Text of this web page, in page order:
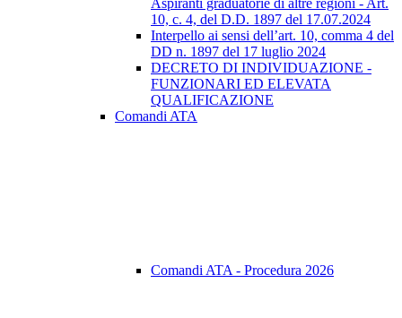
Aspiranti graduatorie di altre regioni - Art.
10, c. 4, del D.D. 1897 del 17.07.2024
Interpello ai sensi dell’art. 10, comma 4 del
DD n. 1897 del 17 luglio 2024
DECRETO DI INDIVIDUAZIONE -
FUNZIONARI ED ELEVATA
QUALIFICAZIONE
Comandi ATA
Comandi ATA - Procedura 2026